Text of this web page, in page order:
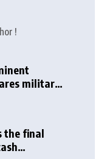
!
military
‘It
the final